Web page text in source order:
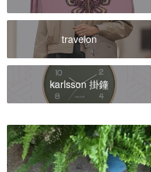
travelon
karlsson 掛鐘